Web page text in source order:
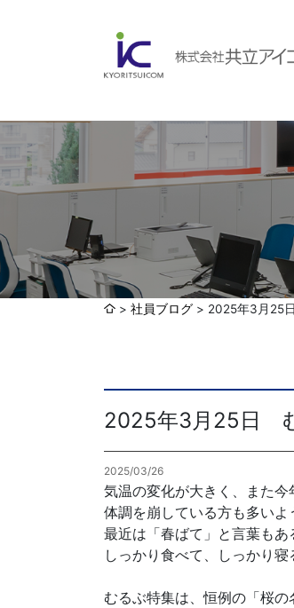
会社案内
会社概要
認証取得
各種方針
情報セキュリティ基本方針
Web制作・ホームペ
WEB
ホームページ制作・運営
ランディングページ制作
Web分析・改善・コンサル
インターネット広告代行
企画・販売促進
PLANNING
トータルプロモーション
イベント運営
社員ブログ 2025年3月25
2025年3月25日
2025/03/26
気温の変化が大きく、また今
体調を崩している方も多いよ
最近は「春ばて」と言葉もあ
しっかり食べて、しっかり寝
むるぶ特集は、恒例の「桜の